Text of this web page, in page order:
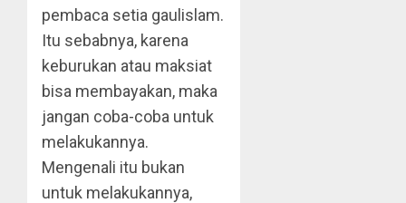
pembaca setia gaulislam.
Itu sebabnya, karena
keburukan atau maksiat
bisa membayakan, maka
jangan coba-coba untuk
melakukannya.
Mengenali itu bukan
untuk melakukannya,